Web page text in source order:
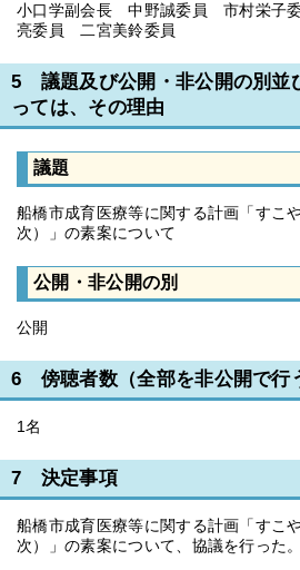
小口学副会長 中野誠委員 市村栄子
亮委員 二宮美鈴委員
5 議題及び公開・非公開の別並
っては、その理由
議題
船橋市成育医療等に関する計画「すこ
次）」の素案について
公開・非公開の別
公開
6 傍聴者数（全部を非公開で行
1名
7 決定事項
船橋市成育医療等に関する計画「すこ
次）」の素案について、協議を行った。